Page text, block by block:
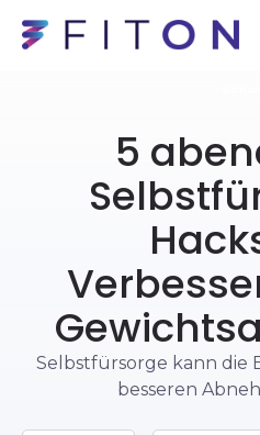
5
Selbstfürsorge kann die
besseren